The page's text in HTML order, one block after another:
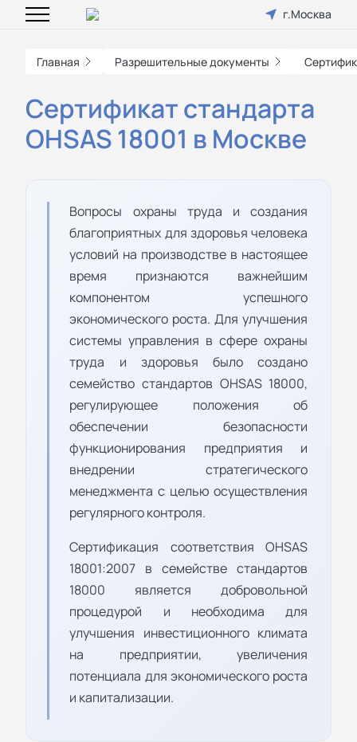
г.Москва
Главная Разрешительные документы
Сертификат стандарта
OHSAS 18001 в Москве
Вопросы охраны труда и создания
благоприятных для здоровья человека
условий на производстве в настоящее
время признаются важнейшим
компонентом успешного
экономического роста. Для улучшения
системы управления в сфере охраны
труда и здоровья было создано
семейство стандартов OHSAS 18000,
регулирующее положения об
обеспечении безопасности
функционирования предприятия и
внедрении стратегического
менеджмента с целью осуществления
регулярного контроля.
Сертификация соответствия OHSAS
18001:2007 в семействе стандартов
18000 является добровольной
процедурой и необходима для
улучшения инвестиционного климата
на предприятии, увеличения
потенциала для экономического роста
и капитализации.